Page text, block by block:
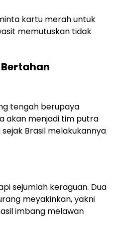
kartu merah untuk
memutuskan tidak
tengah berupaya
akan menjadi tim putra
Brasil melakukannya
sejumlah keraguan. Dua
meyakinkan, yakni
imbang melawan